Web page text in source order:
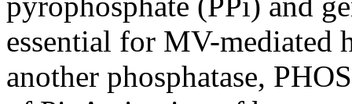
essential for MV-
another phosphatase,